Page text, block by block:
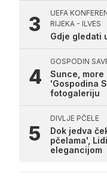
UEFA
RIJEKA - ILVES
Gdje gledati
GOSPODIN
Sunce,
'Gospodina
fotogaleriju
DIVLJE PČELE
Dok jedva
pčelama',
elegancijom